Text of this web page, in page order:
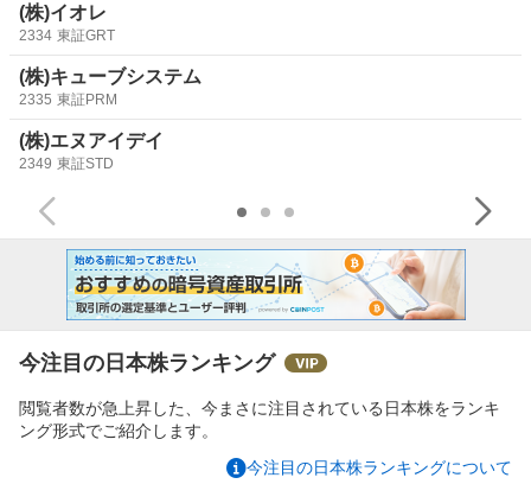
(株)イオレ
2334 東証GRT
(株)キューブシステム
2335 東証PRM
(株)エヌアイデイ
2349 東証STD
今注目の日本株ランキング
閲覧者数が急上昇した、今まさに注目されている日本株をランキ
ング形式でご紹介します。
今注目の日本株ランキングについて